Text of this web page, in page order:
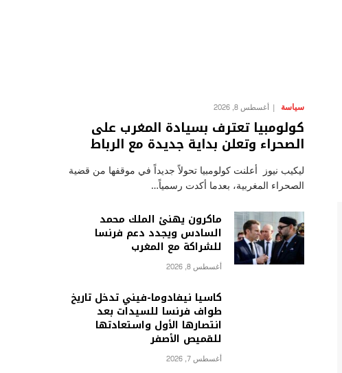
سياسة أغسطس 8, 2026
كولومبيا تعترف بسيادة المغرب على
الصحراء وتعلن بداية جديدة مع الرباط
ليكيب نيوز أعلنت كولومبيا تحولاً جديداً في موقفها من قضية
الصحراء المغربية، بعدما أكدت رسمياً…
ماكرون يهنئ الملك محمد
السادس ويجدد دعم فرنسا
للشراكة مع المغرب
أغسطس 8, 2026
كاسيا نيفادوما-فيني تدخل تاريخ
طواف فرنسا للسيدات بعد
انتصارها الأول واستعادتها
للقميص الأصفر
أغسطس 7, 2026